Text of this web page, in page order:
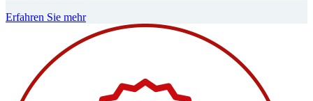
Erfahren Sie mehr